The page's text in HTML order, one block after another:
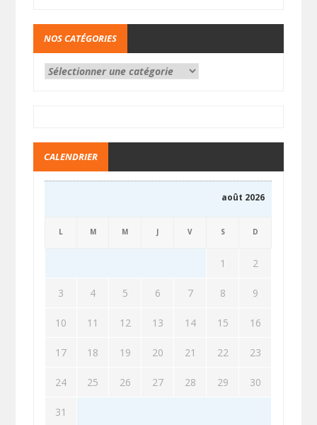
NOS CATÉGORIES
CALENDRIER
août 2026
L M M J V S D
1 2
3 4 5 6 7 8 9
10 11 12 13 14 15 16
17 18 19 20 21 22 23
24 25 26 27 28 29 30
31